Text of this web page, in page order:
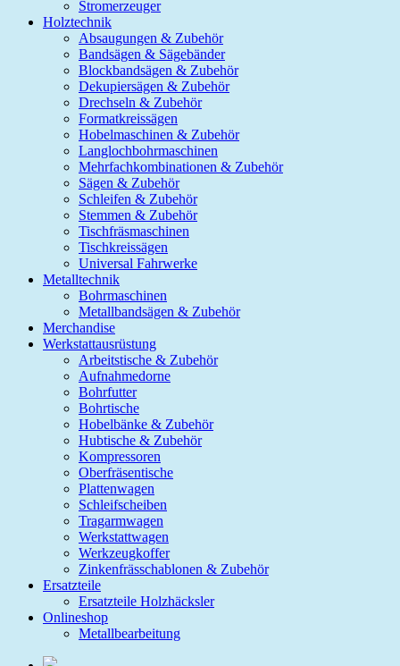
Stromerzeuger
Holztechnik
Absaugungen & Zubehör
Bandsägen & Sägebänder
Blockbandsägen & Zubehör
Dekupiersägen & Zubehör
Drechseln & Zubehör
Formatkreissägen
Hobelmaschinen & Zubehör
Langlochbohrmaschinen
Mehrfachkombinationen & Zubehör
Sägen & Zubehör
Schleifen & Zubehör
Stemmen & Zubehör
Tischfräsmaschinen
Tischkreissägen
Universal Fahrwerke
Metalltechnik
Bohrmaschinen
Metallbandsägen & Zubehör
Merchandise
Werkstattausrüstung
Arbeitstische & Zubehör
Aufnahmedorne
Bohrfutter
Bohrtische
Hobelbänke & Zubehör
Hubtische & Zubehör
Kompressoren
Oberfräsentische
Plattenwagen
Schleifscheiben
Tragarmwagen
Werkstattwagen
Werkzeugkoffer
Zinkenfrässchablonen & Zubehör
Ersatzteile
Ersatzteile Holzhäcksler
Onlineshop
Metallbearbeitung